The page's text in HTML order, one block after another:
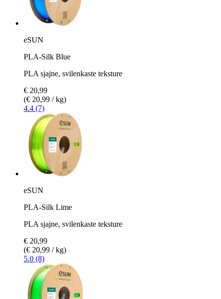
eSUN
PLA-Silk Blue
PLA sjajne, svilenkaste teksture
€ 20,99
(€ 20,99 / kg)
4.4 (7)
eSUN
PLA-Silk Lime
PLA sjajne, svilenkaste teksture
€ 20,99
(€ 20,99 / kg)
5.0 (8)